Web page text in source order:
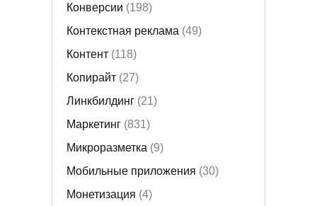
Конверсии (198)
Контекстная реклама (49)
Контент(118)
Копирайт(27)
Линкбилдинг(21)
Маркетинг(831)
Микроразметка (9)
Мобильные приложения (30)
Монетизация (4)